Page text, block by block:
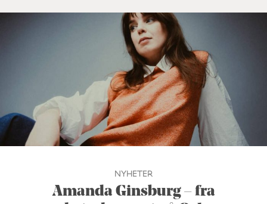
NYHETER
Amanda Ginsburg – fra